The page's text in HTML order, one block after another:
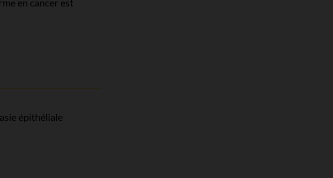
en cancer est
épithéliale